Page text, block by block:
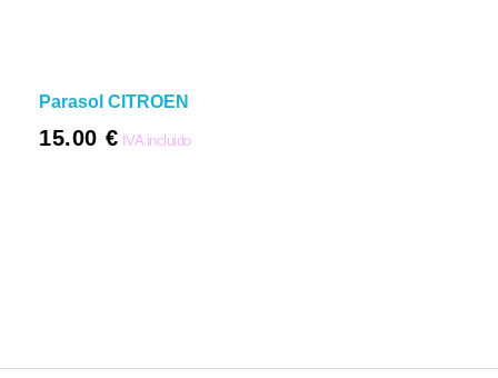
Parasol CITROEN
15.00 € IVA incluido